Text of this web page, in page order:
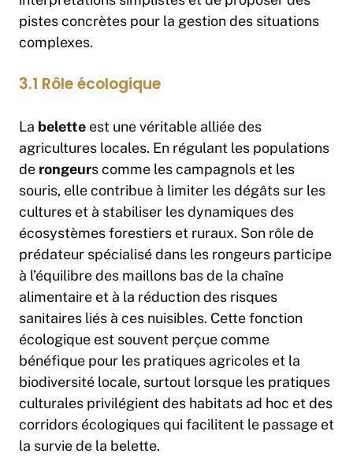
pistes concrètes pour la gestion des situations
complexes.
3.1 Rôle écologique
La belette est une véritable alliée des
agricultures locales. En régulant les populations
de rongeurs comme les campagnols et les
souris, elle contribue à limiter les dégâts sur les
cultures et à stabiliser les dynamiques des
écosystèmes forestiers et ruraux. Son rôle de
prédateur spécialisé dans les rongeurs participe
à l’équilibre des maillons bas de la chaîne
alimentaire et à la réduction des risques
sanitaires liés à ces nuisibles. Cette fonction
écologique est souvent perçue comme
bénéfique pour les pratiques agricoles et la
biodiversité locale, surtout lorsque les pratiques
culturales privilégient des habitats ad hoc et des
corridors écologiques qui facilitent le passage et
la survie de la belette.